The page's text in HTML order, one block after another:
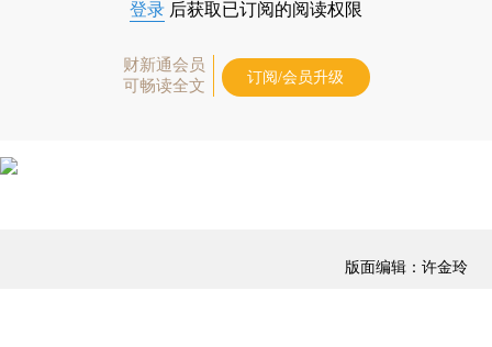
登录 后获取已订阅的阅读权限
财新通会员
可畅读全文
订阅/会员升级
版面编辑：许金玲